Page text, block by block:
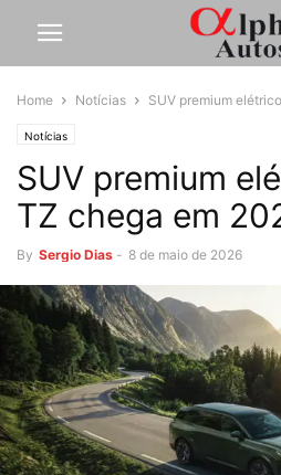
Home Notícias SUV premium
Notícias
SUV premium
TZ chega em
By Sergio Dias - 8 de maio de 2026